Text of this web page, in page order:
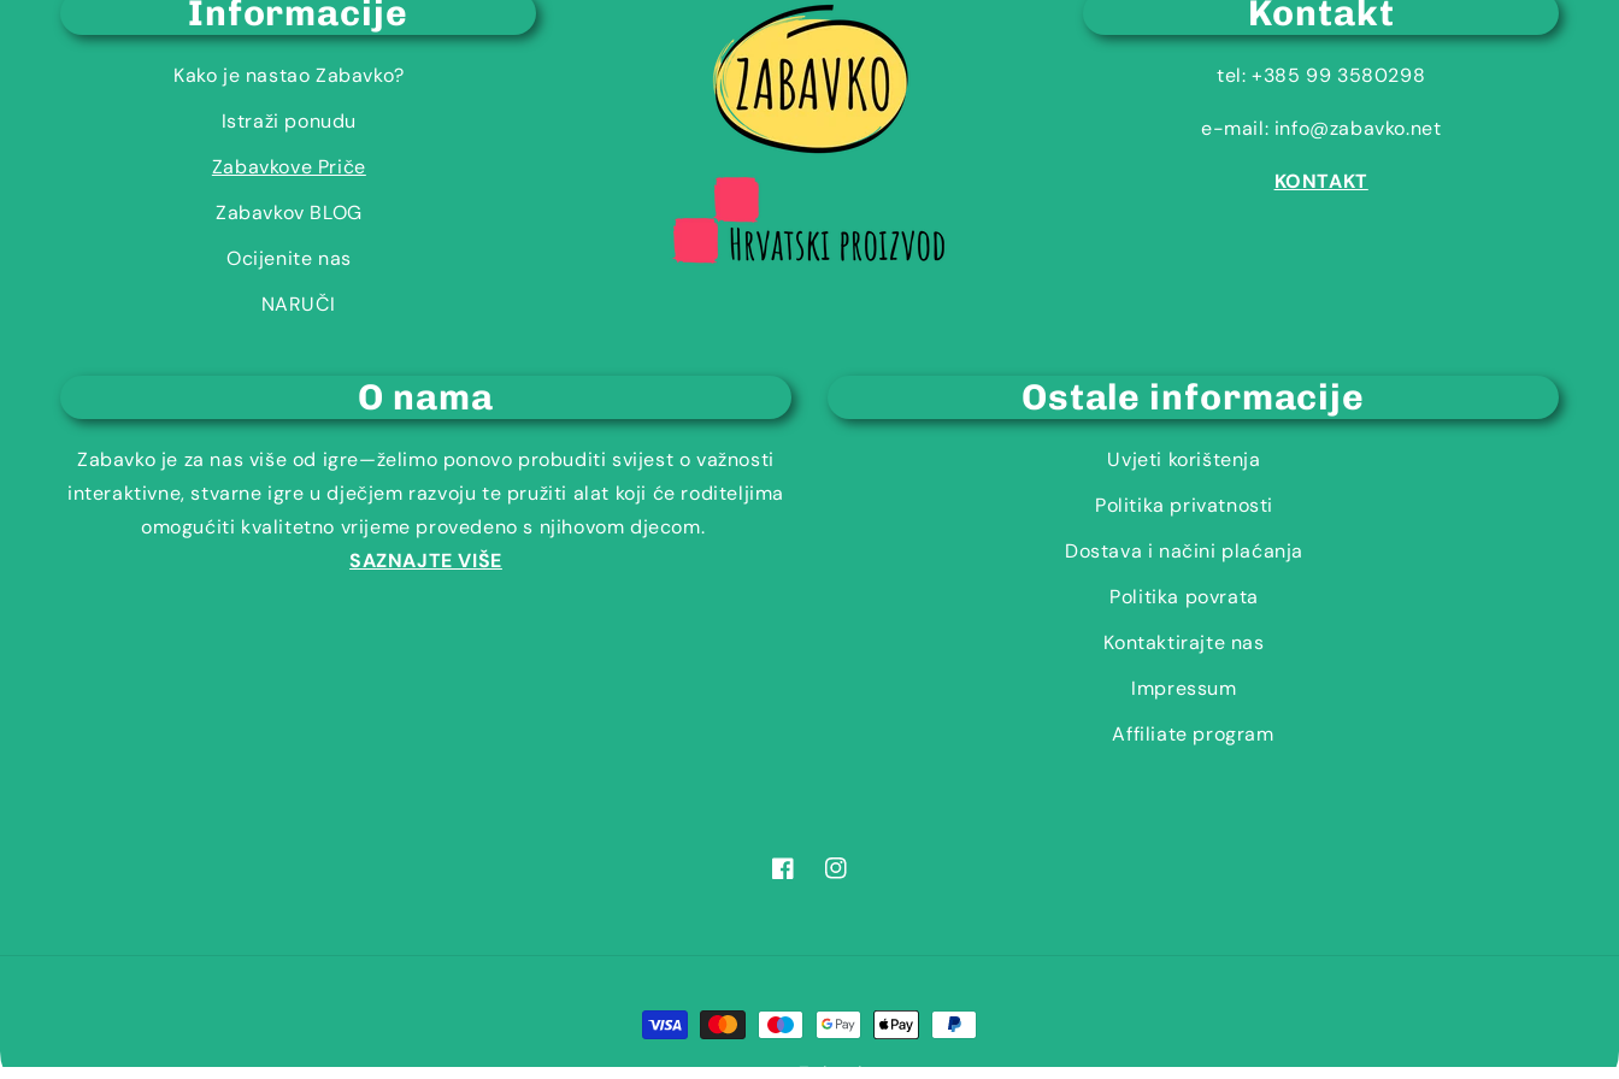
Informacije
Kako je nastao Zabavko?
Istraži ponudu
Zabavkove Priče
Zabavkov BLOG
Ocijenite nas
NARUČI
Kontakt
tel: +385 99 3580298
e-mail: info@zabavko.net
KONTAKT
O nama
Zabavko je za nas više od igre—želimo ponovo probuditi svijest o važnosti
interaktivne, stvarne igre u dječjem razvoju te pružiti alat koji će roditeljima
omogućiti kvalitetno vrijeme provedeno s njihovom djecom.
SAZNAJTE VIŠE
Ostale informacije
Uvjeti korištenja
Politika privatnosti
Dostava i načini plaćanja
Politika povrata
Kontaktirajte nas
Impressum
Affiliate program
FacebookInstagram
Načini
Zabavko